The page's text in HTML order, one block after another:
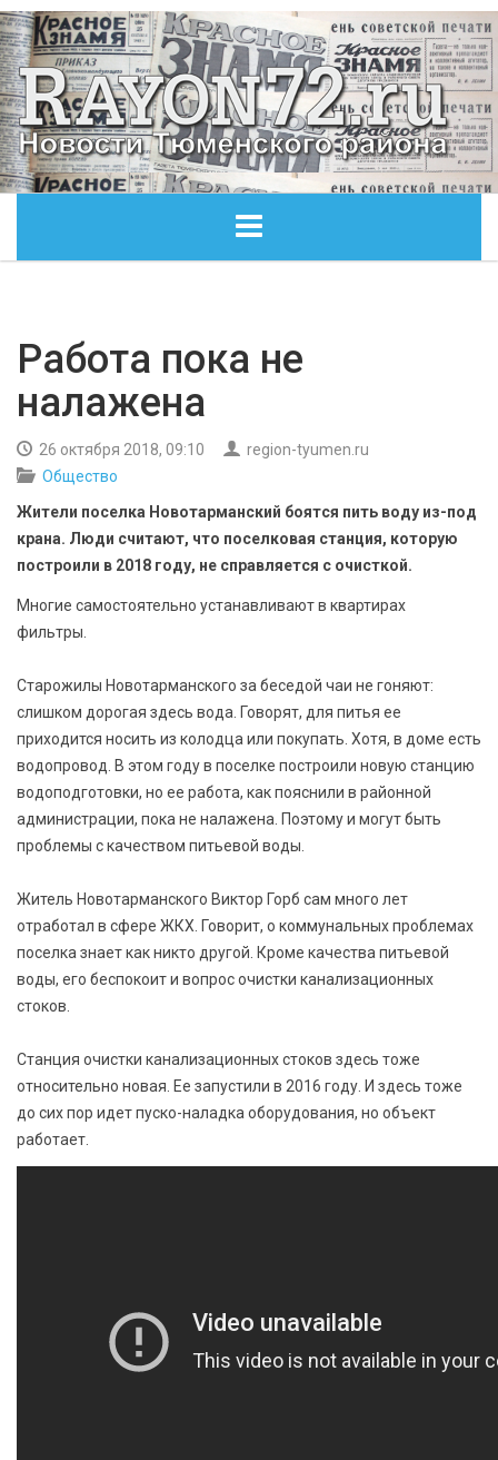
ОБЩЕСТВО
ЭКОНОМИКА
КУЛЬТУРА
БЕЗОПАСНОСТЬ
СПОРТ
Работа пока не
налажена
26 октября 2018, 09:10
region-tyumen.ru
Общество
Жители поселка Новотарманский боятся пить воду из-под
крана. Люди считают, что поселковая станция, которую
построили в 2018 году, не справляется с очисткой.
Многие самостоятельно устанавливают в квартирах
фильтры.
Старожилы Новотарманского за беседой чаи не гоняют:
слишком дорогая здесь вода. Говорят, для питья ее
приходится носить из колодца или покупать. Хотя, в доме есть
водопровод. В этом году в поселке построили новую станцию
водоподготовки, но ее работа, как пояснили в районной
администрации, пока не налажена. Поэтому и могут быть
проблемы с качеством питьевой воды.
Житель Новотарманского Виктор Горб сам много лет
отработал в сфере ЖКХ. Говорит, о коммунальных проблемах
поселка знает как никто другой. Кроме качества питьевой
воды, его беспокоит и вопрос очистки канализационных
стоков.
Станция очистки канализационных стоков здесь тоже
относительно новая. Ее запустили в 2016 году. И здесь тоже
до сих пор идет пуско-наладка оборудования, но объект
работает.